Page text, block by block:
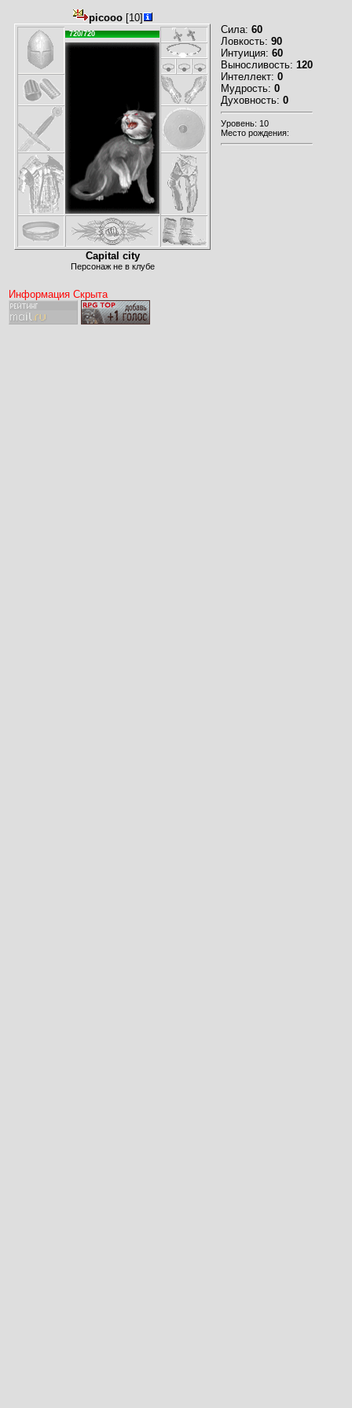
picooo[10]
720/720
Capital city
Персонаж не в клубе
Сила: 60
Ловкость: 90
Интуиция: 60
Выносливость: 120
Интеллект: 0
Мудрость: 0
Духовность: 0
Уровень: 10
Место рождения:
Информация Скрыта